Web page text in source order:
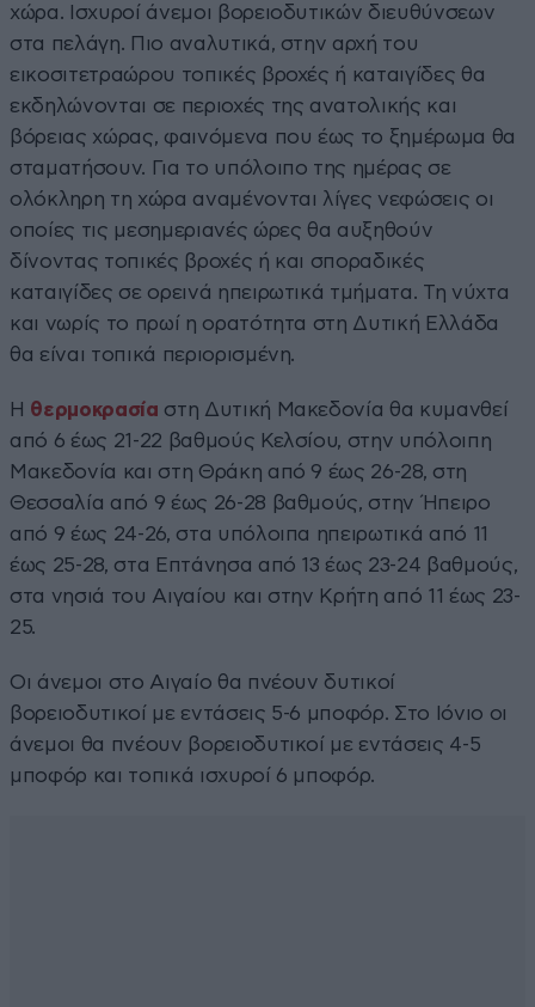
χώρα. Ισχυροί άνεμοι βορειοδυτικών διευθύνσεων
στα πελάγη. Πιο αναλυτικά, στην αρχή του
εικοσιτετραώρου τοπικές βροχές ή καταιγίδες θα
εκδηλώνονται σε περιοχές της ανατολικής και
βόρειας χώρας, φαινόμενα που έως το ξημέρωμα θα
σταματήσουν. Για το υπόλοιπο της ημέρας σε
ολόκληρη τη χώρα αναμένονται λίγες νεφώσεις οι
οποίες τις μεσημεριανές ώρες θα αυξηθούν
δίνοντας τοπικές βροχές ή και σποραδικές
καταιγίδες σε ορεινά ηπειρωτικά τμήματα. Τη νύχτα
και νωρίς το πρωί η ορατότητα στη Δυτική Ελλάδα
θα είναι τοπικά περιορισμένη.
Η θερμοκρασία στη Δυτική Μακεδονία θα κυμανθεί
από 6 έως 21-22 βαθμούς Κελσίου, στην υπόλοιπη
Μακεδονία και στη Θράκη από 9 έως 26-28, στη
Θεσσαλία από 9 έως 26-28 βαθμούς, στην Ήπειρο
από 9 έως 24-26, στα υπόλοιπα ηπειρωτικά από 11
έως 25-28, στα Επτάνησα από 13 έως 23-24 βαθμούς,
στα νησιά του Αιγαίου και στην Κρήτη από 11 έως 23-
25.
Οι άνεμοι στο Αιγαίο θα πνέουν δυτικοί
βορειοδυτικοί με εντάσεις 5-6 μποφόρ. Στο Ιόνιο οι
άνεμοι θα πνέουν βορειοδυτικοί με εντάσεις 4-5
μποφόρ και τοπικά ισχυροί 6 μποφόρ.